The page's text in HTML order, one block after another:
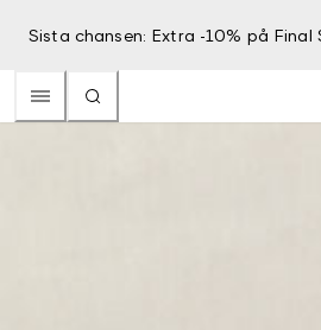
Sista chansen: Extra -10% på